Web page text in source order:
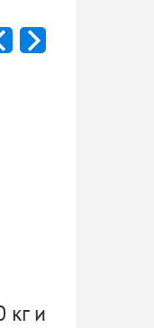
кг и